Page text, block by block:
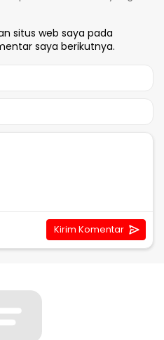
situs web saya pada
saya berikutnya.